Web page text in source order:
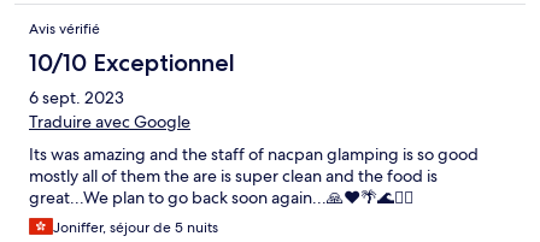
ganzen Abend oben verbracht. Die Bucht in der Dämmerung,
zu zweit einfach dasitzen, ohne viel zu sagen. Solche Momente
brauchen keine Worte.
Avis vérifié
10/10 Exceptionnel
6 sept. 2023
Traduire avec Google
Its was amazing and the staff of nacpan glamping is so good
mostly all of them the are is super clean and the food is
great...We plan to go back soon again...🙏❤️🌴🌊🏄‍♂️
Joniffer, séjour de 5 nuits